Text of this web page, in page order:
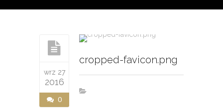
wrz 27
2016
0
cropped-favicon.png